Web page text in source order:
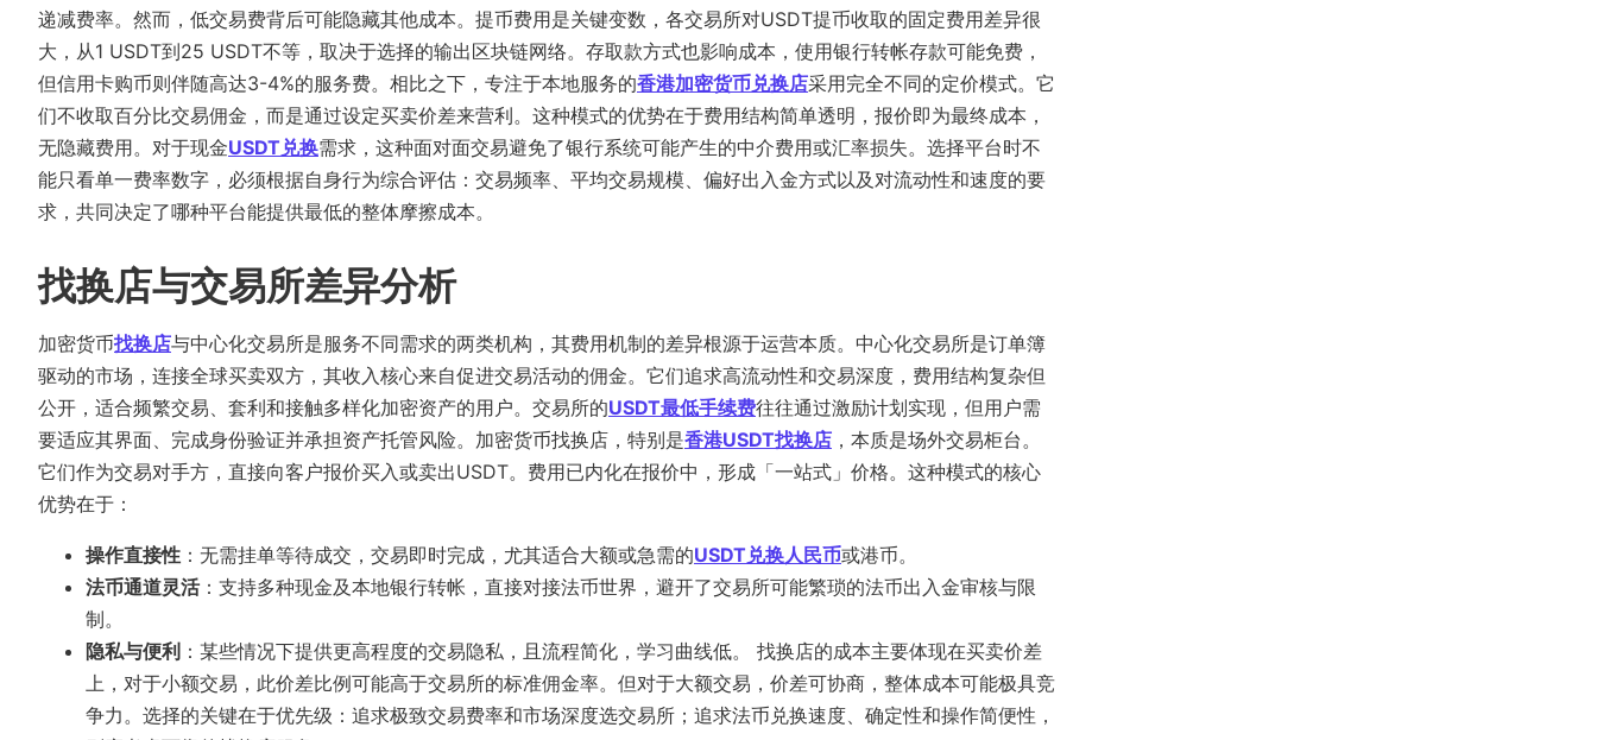
递减费率。然而，低交易费背后可能隐藏其他成本。提币费用是关键变数，各交易所对USDT提币收取的固定费用差异很
大，从1 USDT到25 USDT不等，取决于选择的输出区块链网络。存取款方式也影响成本，使用银行转帐存款可能免费，
但信用卡购币则伴随高达3-4%的服务费。相比之下，专注于本地服务的香港加密货币兑换店采用完全不同的定价模式。它
们不收取百分比交易佣金，而是通过设定买卖价差来营利。这种模式的优势在于费用结构简单透明，报价即为最终成本，
无隐藏费用。对于现金USDT兑换需求，这种面对面交易避免了银行系统可能产生的中介费用或汇率损失。选择平台时不
能只看单一费率数字，必须根据自身行为综合评估：交易频率、平均交易规模、偏好出入金方式以及对流动性和速度的要
求，共同决定了哪种平台能提供最低的整体摩擦成本。
找换店与交易所差异分析
加密货币找换店与中心化交易所是服务不同需求的两类机构，其费用机制的差异根源于运营本质。中心化交易所是订单簿
驱动的市场，连接全球买卖双方，其收入核心​​来自促进交易活动的佣金。它们追求高流动性和交易深度，费用结构复杂但
公开，适合频繁交易、套利和接触多样化加密资产的用户。交易所的USDT最低手续费往往通过激励计划实现，但用户需
要适应其界面、完成身份验证并承担资产托管风险。加密货币找换店，特别是香港USDT找换店 ，本质是场外交易柜台。
它们作为交易对手方，直接向客户报价买入或卖出USDT。费用已内化在报价中，形成「一站式」价格。这种模式的核心
优势在于：
操作直接性 ：无需挂单等待成交，交易即时完成，尤其适合大额或急需的USDT兑换人民币或港币。
法币通道灵活：支持多种现金及本地银行转帐，直接对接法币世界，避开了交易所可能繁琐的法币出入金审核与限
制。
隐私与便利 ：某些情况下提供更高程度的交易隐私，且流程简化，学习曲线低。 找换店的成本主要体现在买卖价差
上，对于小额交易，此价差比例可能高于交易所的标准佣金率。但对于大额交易，价差可协商，整体成本可能极具竞
争力。选择的关键在于优先级：追求极致交易费率和市场深度选交易所；追求法币兑换速度、确定性和操作简便性，